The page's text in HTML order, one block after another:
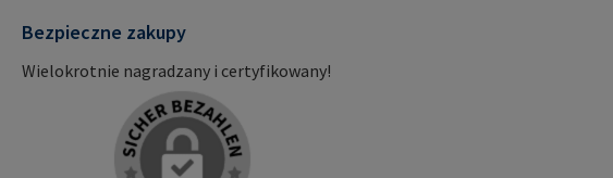
Bezpieczne zakupy
Wielokrotnie nagradzany i certyfikowany!